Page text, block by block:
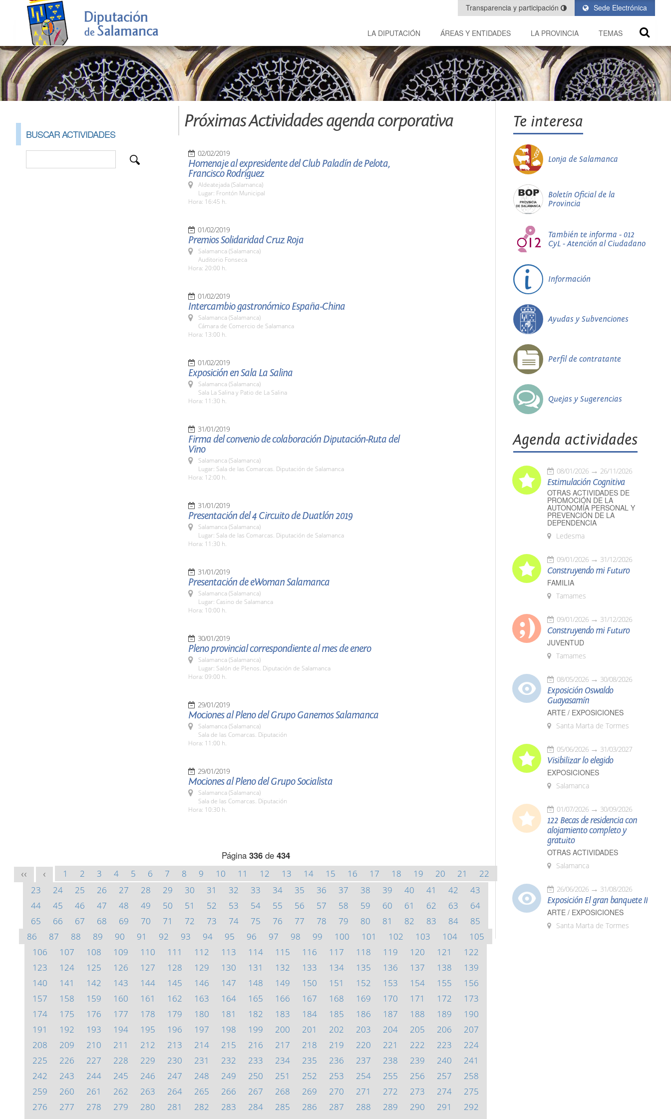
Sede Electrónica
Transparencia y participación
LA DIPUTACIÓN ÁREAS Y ENTIDADES LA PROVINCIA TEMAS
BUSCAR ACTIVIDADES
Próximas Actividades agenda corporativa
02/02/2019
Homenaje al expresidente del Club Paladín de Pelota,
Francisco Rodríguez
Aldeatejada (Salamanca)
Lugar: Frontón Municipal
Hora: 16:45 h.
01/02/2019
Premios Solidaridad Cruz Roja
Salamanca (Salamanca)
Auditorio Fonseca
Hora: 20:00 h.
01/02/2019
Intercambio gastronómico España-China
Salamanca (Salamanca)
Cámara de Comercio de Salamanca
Hora: 13:00 h.
01/02/2019
Exposición en Sala La Salina
Salamanca (Salamanca)
Sala La Salina y Patio de La Salina
Hora: 11:30 h.
31/01/2019
Firma del convenio de colaboración Diputación-Ruta del
Vino
Salamanca (Salamanca)
Lugar: Sala de las Comarcas. Diputación de Salamanca
Hora: 12:00 h.
31/01/2019
Presentación del 4 Circuito de Duatlón 2019
Salamanca (Salamanca)
Lugar: Sala de las Comarcas. Diputación de Salamanca
Hora: 11:30 h.
31/01/2019
Presentación de eWoman Salamanca
Salamanca (Salamanca)
Lugar: Casino de Salamanca
Hora: 10:00 h.
30/01/2019
Pleno provincial correspondiente al mes de enero
Salamanca (Salamanca)
Lugar: Salón de Plenos. Diputación de Salamanca
Hora: 09:00 h.
29/01/2019
Mociones al Pleno del Grupo Ganemos Salamanca
Salamanca (Salamanca)
Sala de las Comarcas. Diputación
Hora: 11:00 h.
29/01/2019
Mociones al Pleno del Grupo Socialista
Salamanca (Salamanca)
Sala de las Comarcas. Diputación
Hora: 10:30 h.
Página 336de 434
<< < 1 2 3 4 5 6 7 8 9 10 11 12 13 14 15 16 17 18 19 20 21
22
23
24 25 26 27 28 29 30 31 32 33 34 35 36 37 38 39 40 41 42
43
44
45 46 47 48 49 50 51 52 53 54 55 56 57 58 59 60 61 62 63
64
65
66 67 68 69 70 71 72 73 74 75 76 77 78 79 80 81 82 83 84
85
86
87 88 89 90 91 92 93 94 95 96 97 98 99 100 101 102 103 104
105
106
107 108 109 110 111 112 113 114 115 116 117 118 119 120 121
122
123
124 125 126 127 128 129 130 131 132 133 134 135 136 137 138
139
140
141 142 143 144 145 146 147 148 149 150 151 152 153 154 155
156
157
158 159 160 161 162 163 164 165 166 167 168 169 170 171 172
173
174
175 176 177 178 179 180 181 182 183 184 185 186 187 188 189
190
191
192 193 194 195 196 197 198 199 200 201 202 203 204 205 206
207
208
209 210 211 212 213 214 215 216 217 218 219 220 221 222 223
224
225
226 227 228 229 230 231 232 233 234 235 236 237 238 239 240
241
242
243 244 245 246 247 248 249 250 251 252 253 254 255 256 257
258
259
260 261 262 263 264 265 266 267 268 269 270 271 272 273 274
275
276
277 278 279 280 281 282 283 284 285 286 287 288 289 290 291
292
Te interesa
Lonja de Salamanca
Boletín Oficial de la
Provincia
También te informa - 012
CyL - Atención al Ciudadano
Información
Ayudas y Subvenciones
Perfil de contratante
Quejas y Sugerencias
Agenda actividades
08/01/2026 26/11/2026
Estimulación Cognitiva
OTRAS ACTIVIDADES DE
PROMOCIÓN DE LA
AUTONOMÍA PERSONAL Y
PREVENCIÓN DE LA
DEPENDENCIA
Ledesma
09/01/2026 31/12/2026
Construyendo mi Futuro
FAMILIA
Tamames
09/01/2026 31/12/2026
Construyendo mi Futuro
JUVENTUD
Tamames
08/05/2026 30/08/2026
Exposición Oswaldo
Guayasamín
ARTE / EXPOSICIONES
Santa Marta de Tormes
05/06/2026 31/03/2027
Visibilizar lo elegido
EXPOSICIONES
Salamanca
01/07/2026 30/09/2026
122 Becas de residencia con
alojamiento completo y
gratuito
OTRAS ACTIVIDADES
Salamanca
26/06/2026 31/08/2026
Exposición El gran banquete II
ARTE / EXPOSICIONES
Santa Marta de Tormes